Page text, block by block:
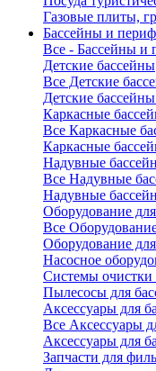
Газовые плиты,
Бассейны и
Все - Бассейны и
Детские бассейны
Все Детские
Детские
Каркасные
Все Каркасные
Каркасные
Надувные
Все Надувные
Надувные
Оборудование
Все
Оборудование
Насосное
Системы
Пылесосы для
Аксессуары для
Все Аксессуары
Аксессуары для
Запчасти для